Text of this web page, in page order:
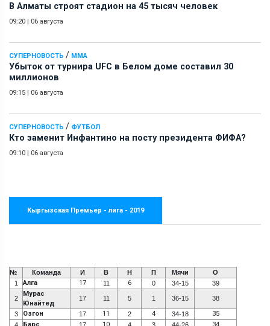
В Алматы строят стадион на 45 тысяч человек
09:20 | 06 августа
СУПЕРНОВОСТЬ / ММА
Убыток от турнира UFC в Белом доме составил 30
миллионов
09:15 | 06 августа
СУПЕРНОВОСТЬ / ФУТБОЛ
Кто заменит Инфантино на посту президента ФИФА?
09:10 | 06 августа
Кыргызская Премьер - лига - 2019
№ Команда И В Н П Мячи
О
1
Алга 17 11 6 0 34-15 39
2
Мурас
Юнайтед
17 11 5 1 36-15 38
3 Озгон 17 11 2 4 34-18 35
Барс 10 34